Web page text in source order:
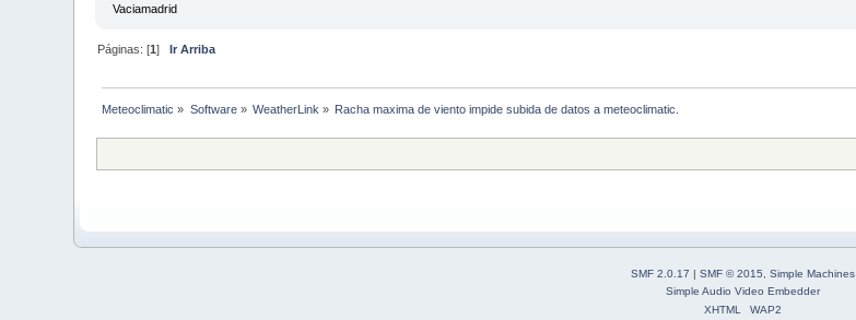
Vaciamadrid
Páginas: [1]Ir Arriba
Meteoclimatic » Software» WeatherLink » Racha maxima de viento impide subida de datos a meteoclimatic.
SMF 2.0.17 | SMF © 2015
Simple Machines
Simple Audio Video Embedder
XHTML
WAP2